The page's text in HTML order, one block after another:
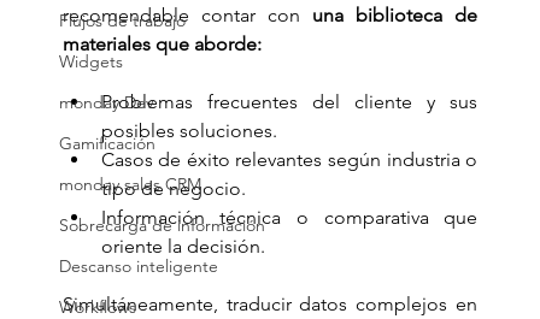
Flujos de trabajo
Widgets
monday Dev
Gamificación
monday sales CRM
Sobrecarga de información
Descanso inteligente
Workflows
recomendable contar con una biblioteca de
materiales que aborde:
Problemas frecuentes del cliente y sus
posibles soluciones.
Casos de éxito relevantes según industria o
tipo de negocio.
Información técnica o comparativa que
oriente la decisión.
Simultáneamente, traducir datos complejos en